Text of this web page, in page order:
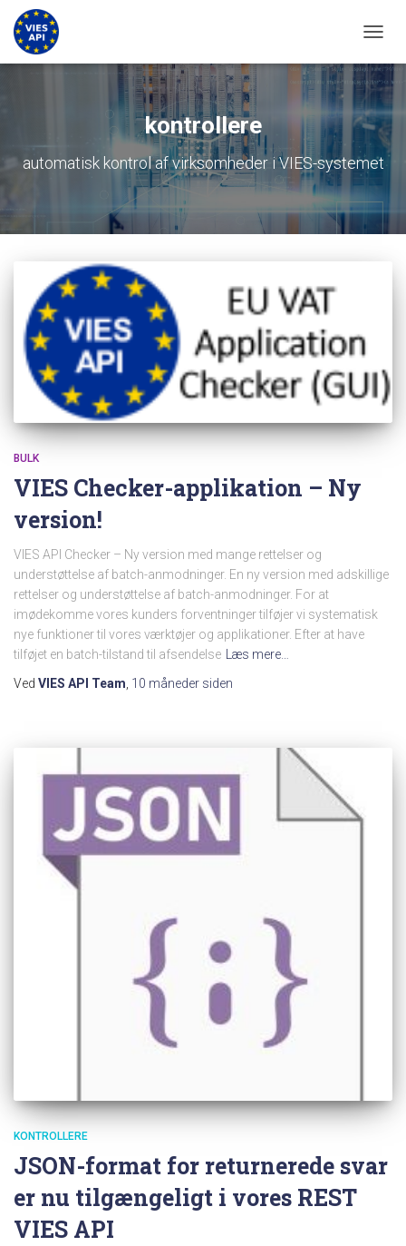
kontrollere
automatisk kontrol af virksomheder i VIES-systemet
BULK
VIES Checker-applikation – Ny
version!
VIES API Checker – Ny version med mange rettelser og
understøttelse af batch-anmodninger. En ny version med adskillige
rettelser og understøttelse af batch-anmodninger. For at
imødekomme vores kunders forventninger tilføjer vi systematisk
nye funktioner til vores værktøjer og applikationer. Efter at have
tilføjet en batch-tilstand til afsendelse Læs mere…
Ved VIES API Team, 10 måneder siden
KONTROLLERE
JSON-format for returnerede svar
er nu tilgængeligt i vores REST
VIES API